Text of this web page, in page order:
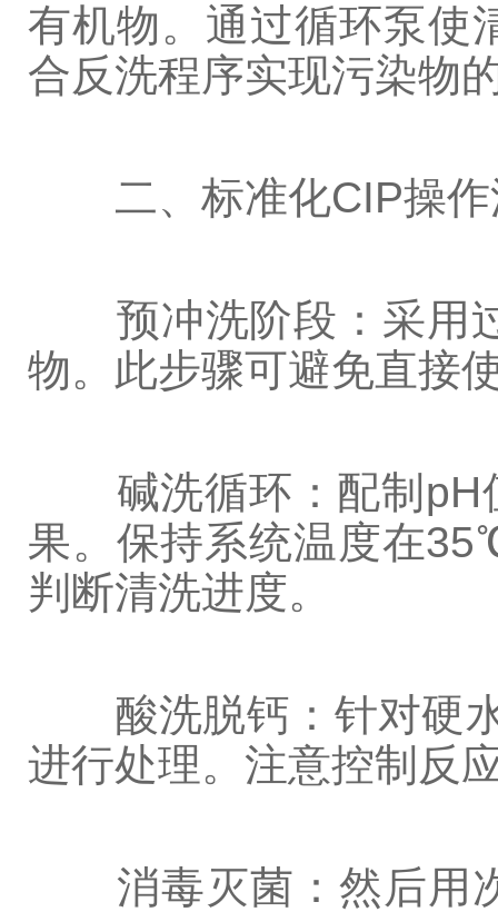
有机物。通过循环泵使
合反洗程序实现污染物
二、标准化CIP操作
预冲洗阶段：采用过
物。此步骤可避免直接
碱洗循环：配制pH
果。保持系统温度在
判断清洗进度。
酸洗脱钙：针对硬水
进行处理。注意控制反
消毒灭菌：然后用次